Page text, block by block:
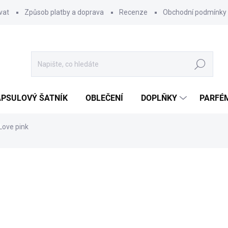
Způsob platby a doprava Recenze Obchodní podmínky
Hledat
ŠATNÍK OBLEČENÍ DOPLŇKY
pink